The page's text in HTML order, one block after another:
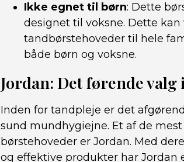
Ikke egnet til børn: Dette
designet til voksne. Dette
tandbørstehoveder til hele
både børn og voksne.
Jordan: Det førende
Inden for tandpleje er det
sund mundhygiejne. Et af de
børstehoveder er Jordan. Med
og effektive produkter har Jordan